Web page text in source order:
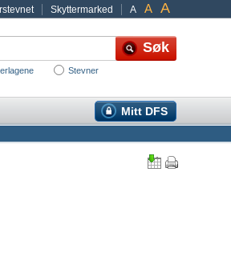
A A A
Skyttermarked
Stevner
Mitt DFS